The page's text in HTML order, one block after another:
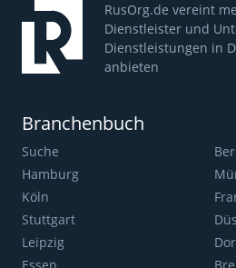
RusOrg.de vereint
Dienstleister und
Dienstleistungen in
anbieten
Branchenbuch
Suche
Hamburg
Köln
Stuttgart
Leipzig